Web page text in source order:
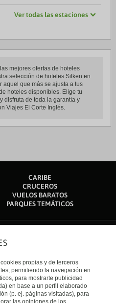
Ver todas las estaciones
mejores ofertas de hoteles
selección de hoteles Silken en
aquel que más se ajusta a tus
hoteles disponibles. Elige tu
disfruta de toda la garantía y
Viajes El Corte Inglés.
CARIBE
CRUCEROS
VUELOS BARATOS
PARQUES TEMÁTICOS
propias y de terceros
permitiendo la navegación en
para mostrarte publicidad
en base a un perfil elaborado
(p. ej. páginas visitadas), para
las opiniones de los